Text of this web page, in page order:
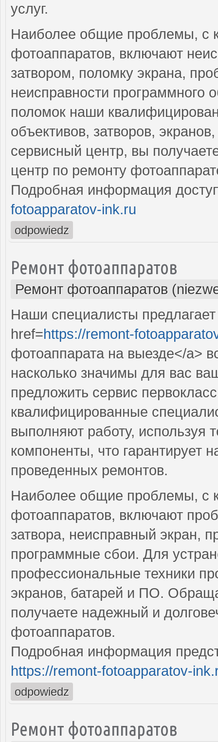
услуг.
Наиболее общие проблемы, с
фотоаппаратов, включают
затвором, поломку экрана,
неисправности программного
поломок наши
объективов, затворов,
сервисный центр, вы
центр по ремонту
Подробная информация
fotoapparatov-ink.ru
odpowiedz
Ремонт фотоаппаратов
Ремонт фотоаппаратов
Наши специалисты
href=https://remont-
фотоаппарата на выезде</a>
насколько значимы для вас
предложить сервис
квалифицированные
выполняют работу, используя
компоненты, что гарантирует
проведенных ремонтов.
Наиболее общие проблемы, с
фотоаппаратов, включают
затвора, неисправный экран,
программные сбои. Для
профессиональные техники
экранов, батарей и ПО.
получаете надежный и
фотоаппаратов.
Подробная информация
https://remont-fotoapparatov-
odpowiedz
Ремонт фотоаппаратов